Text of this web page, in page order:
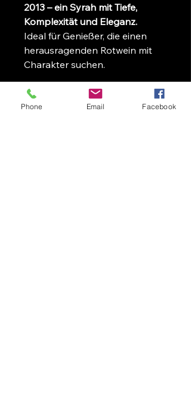
2013 – ein Syrah mit Tiefe,
Komplexität und Eleganz.
Ideal für Genießer, die einen
herausragenden Rotwein mit
Charakter suchen.
Phone Email Facebook